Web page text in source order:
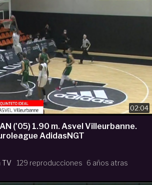
02:04
('05) 1.90 m. Asvel Villeurbanne.
AdidasNGT
TV 129 reproducciones 6 años atras